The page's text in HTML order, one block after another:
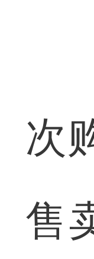
次
售